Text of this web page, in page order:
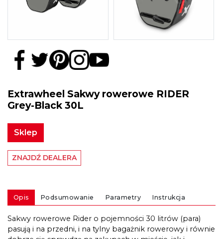
Extrawheel Sakwy rowerowe RIDER
Grey-Black 30L
Sklep
ZNAJDŹ DEALERA
Opis Podsumowanie Parametry Instrukcja
Sakwy rowerowe Rider o pojemności 30 litrów (para)
pasują i na przedni, i na tylny bagażnik rowerowy i równie